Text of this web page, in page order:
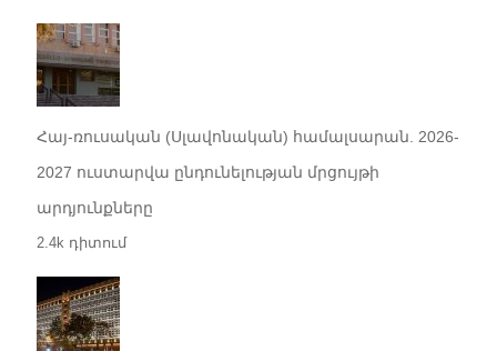
Հայ-ռուսական (Սլավոնական) համալսարան. 2026-
2027 ուստարվա ընդունելության մրցույթի
արդյունքները
2.4k դիտում